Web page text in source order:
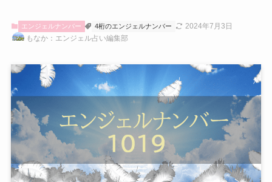
エンジェルナンバー 4桁のエンジェルナンバー
2024年7月3日
もなか：エンジェル占い編集部